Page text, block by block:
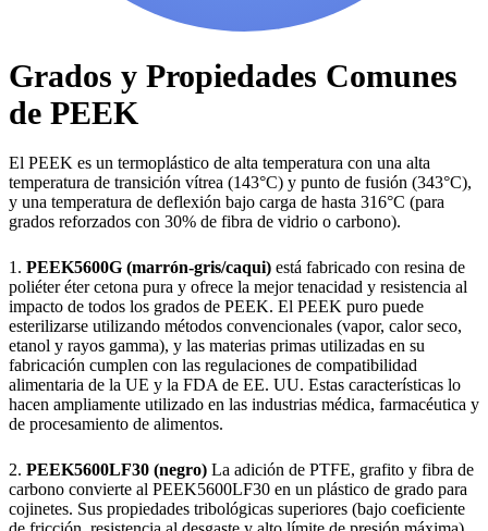
Grados y Propiedades Comunes
de PEEK
El PEEK es un termoplástico de alta temperatura con una alta
temperatura de transición vítrea (143°C) y punto de fusión (343°C),
y una temperatura de deflexión bajo carga de hasta 316°C (para
grados reforzados con 30% de fibra de vidrio o carbono).
1. PEEK5600G (marrón-gris/caqui) está fabricado con resina de
poliéter éter cetona pura y ofrece la mejor tenacidad y resistencia al
impacto de todos los grados de PEEK. El PEEK puro puede
esterilizarse utilizando métodos convencionales (vapor, calor seco,
etanol y rayos gamma), y las materias primas utilizadas en su
fabricación cumplen con las regulaciones de compatibilidad
alimentaria de la UE y la FDA de EE. UU. Estas características lo
hacen ampliamente utilizado en las industrias médica, farmacéutica y
de procesamiento de alimentos.
2. PEEK5600LF30 (negro) La adición de PTFE, grafito y fibra de
carbono convierte al PEEK5600LF30 en un plástico de grado para
cojinetes. Sus propiedades tribológicas superiores (bajo coeficiente